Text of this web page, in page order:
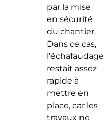
par la mise
en sécurité
du chantier.
Dans ce cas,
l’échafaudage
restait assez
rapide à
mettre en
place, car les
travaux ne